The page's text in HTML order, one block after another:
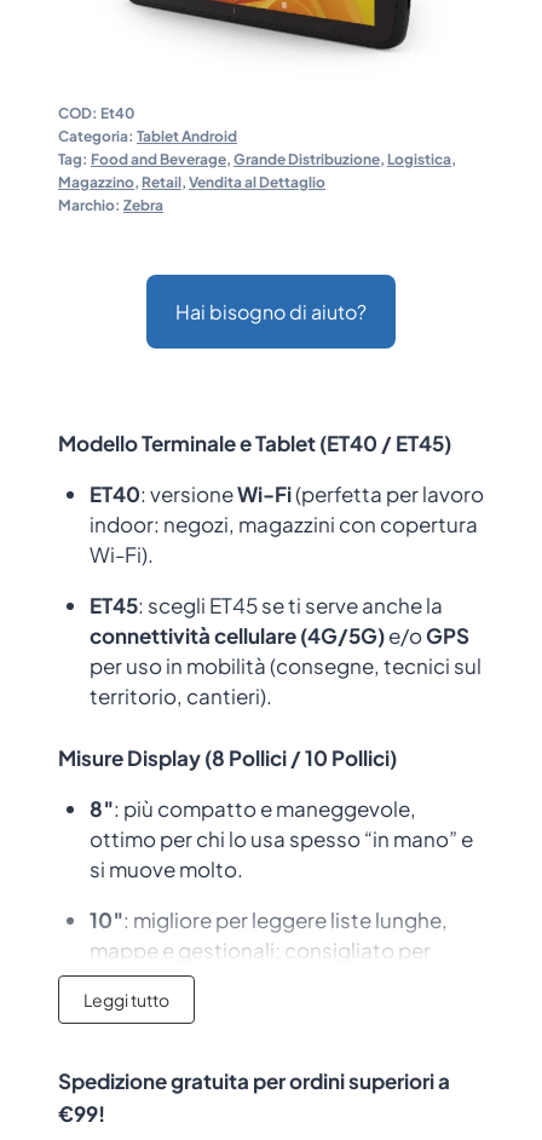
COD: Et40
Categoria: Tablet Android
Tag: Food and Beverage, Grande Distribuzione, Logistica,
Magazzino, Retail, Vendita al Dettaglio
Marchio: Zebra
Hai bisogno di aiuto?
Modello Terminale e Tablet (ET40 / ET45)
ET40: versioneWi-Fi(perfetta per lavoro
indoor: negozi, magazzini con copertura
Wi-Fi).
ET45: scegli ET45 se ti serve anche la
connettività cellulare (4G/5G)e/oGPS
per uso in mobilità (consegne, tecnici sul
territorio, cantieri).
Misure Display (8 Pollici / 10 Pollici)
8″: più compatto e maneggevole,
ottimo per chi lo usa spesso “in mano” e
si muove molto.
10″: migliore per leggere liste lunghe,
mappe e gestionali; consigliato per
postazioni operative e attività di
picking/inventario con molte
variante).
RAM/Flash (4GB/64GB – 8GB/128GB)
Leggi tutto
Spedizione gratuita per ordini superiori a
€99!